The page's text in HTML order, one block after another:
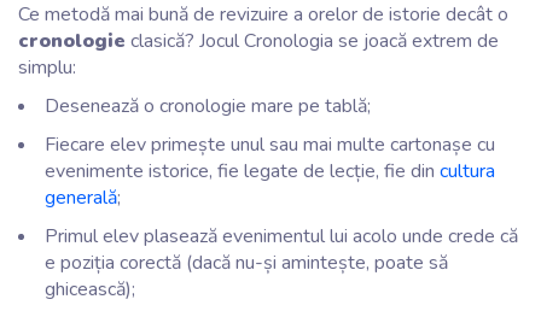
Ce metodă mai bună de revizuire a orelor de istorie decât o
cronologie clasică? Jocul Cronologia se joacă extrem de
simplu:
Desenează o cronologie mare pe tablă;
Fiecare elev primește unul sau mai multe cartonașe cu
evenimente istorice, fie legate de lecție, fie din cultura
generală;
Primul elev plasează evenimentul lui acolo unde crede că
e poziția corectă (dacă nu-și amintește, poate să
ghicească);